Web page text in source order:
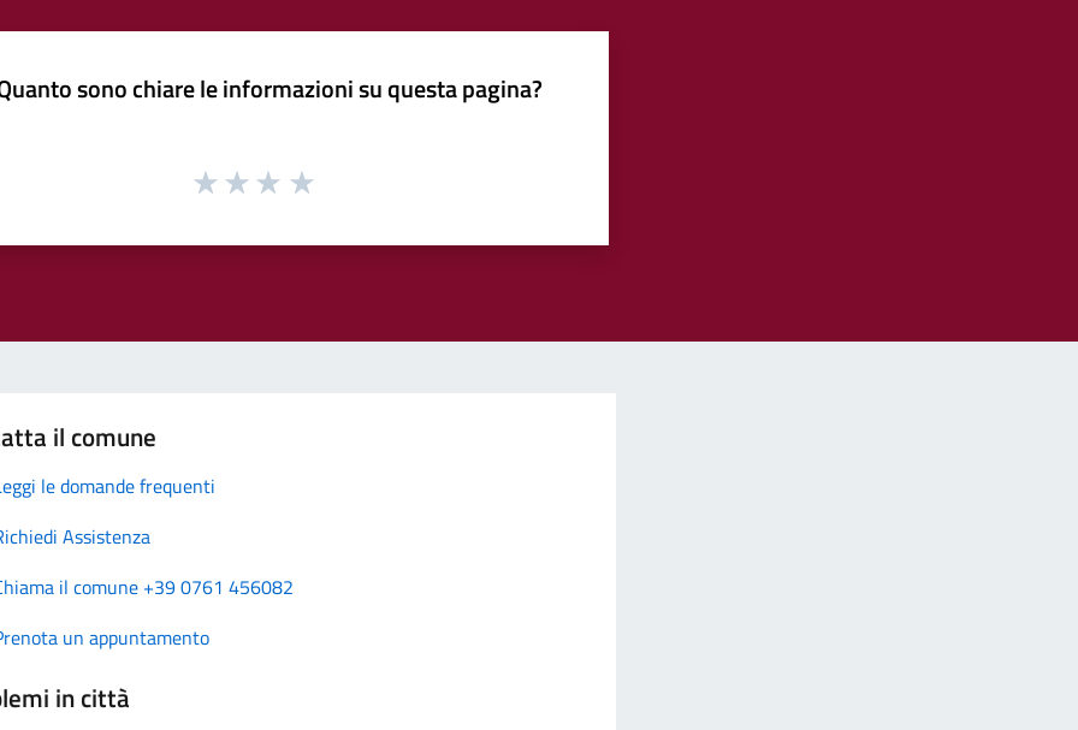
sono chiare le informazioni su questa pagina?
il comune
le domande frequenti
Assistenza
il comune +39 0761 456082
un appuntamento
in città